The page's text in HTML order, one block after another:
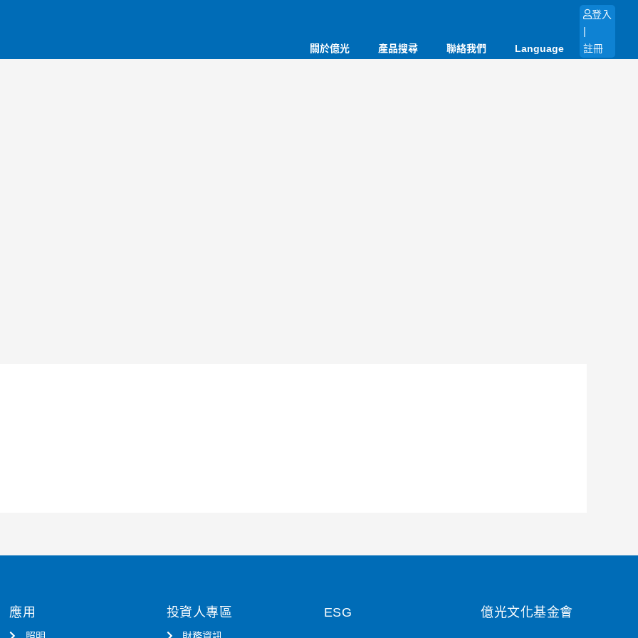
關於億光 產品搜尋 聯絡我們 Language
登入
|
註冊
應用 投資人專區 ESG 億光文化基金會